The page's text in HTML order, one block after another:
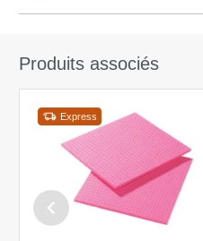
Produits associés
Express